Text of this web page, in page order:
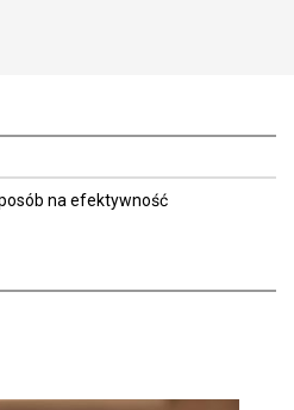
na efektywność